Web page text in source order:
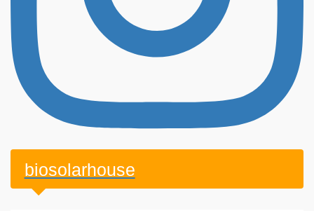
biosolarhouse